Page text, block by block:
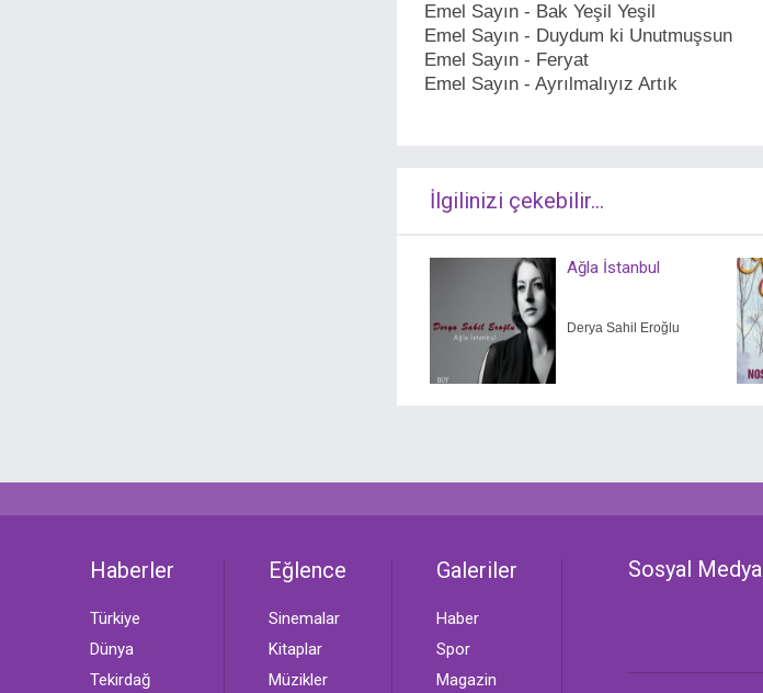
Emel Sayın - Bak Yeşil Yeşil
Emel Sayın - Duydum ki Unutmuşsun
Emel Sayın - Feryat
Emel Sayın - Ayrılmalıyız Artık
İlgilinizi çekebilir...
Ağla İstanbul
Derya Sahil Eroğlu
Haberler
Türkiye
Dünya
Tekirdağ
Eğlence
Sinemalar
Kitaplar
Müzikler
Galeriler
Haber
Spor
Magazin
Sosyal Medya